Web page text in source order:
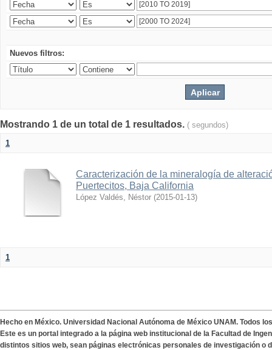
Nuevos filtros:
Mostrando 1 de un total de 1 resultados. ( segundos)
1
Caracterización de la mineralogía de
Puertecitos, Baja California
López Valdés, Néstor (2015-01-13)
1
Hecho en México. Universidad Nacional Autónoma de México UNAM. Todos
Este es un portal integrado a la página web institucional de la Facultad de
distintos sitios web, sean páginas electrónicas personales de investigación o